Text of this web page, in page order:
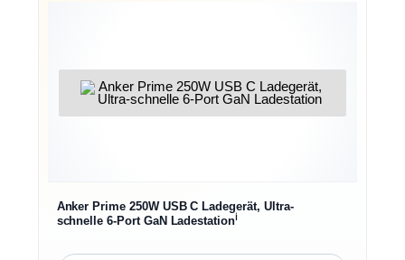
Anker Prime 250W USB C Ladegerät, Ultra-
schnelle 6-Port GaN Ladestationℹ︎